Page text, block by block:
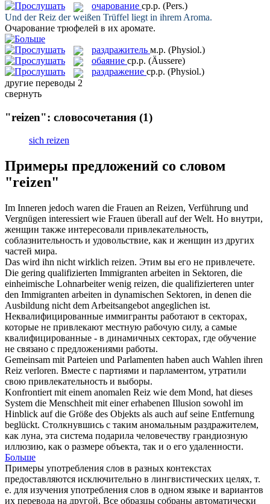
очарование ср.р. (Pers.)
Und derReiz der weißen Trüffel liegt in ihrem Aroma.
Очарование трюфелей в их аромате.
раздражитель м.р. (Physiol.)
обаяние ср.р. (Äussere)
раздражение ср.р. (Physiol.)
другие переводы 2
свернуть
"reizen": словосочетания (1)
sich reizen
Примеры предложений со словом
"reizen"
Im Inneren jedoch waren die Frauen an Reizen, Verführung und
Vergnügen interessiert wie Frauen überall auf der Welt. Но внутри,
женщин также интересовали привлекательность,
соблазнительность и удовольствие, как и женщин из других
частей мира.
Das wird ihn nicht wirklich reizen. Этим вы его не привлечете.
Die gering qualifizierten Immigranten arbeiten in Sektoren, die
einheimische Lohnarbeiter wenig reizen, die qualifizierteren unter
den Immigranten arbeiten in dynamischen Sektoren, in denen die
Ausbildung nicht dem Arbeitsangebot angeglichen ist.
Неквалифицированные иммигранты работают в секторах,
которые не привлекают местную рабочую силу, а самые
квалифицированные - в динамичных секторах, где обучение
не связано с предложениями работы.
Gemeinsam mit Parteien und Parlamenten haben auch Wahlen ihren
Reiz verloren. Вместе с партиями и парламентом, утратили
свою привлекательность и выборы.
Konfrontiert mit einem anomalen Reiz wie dem Mond, hat dieses
System die Menschheit mit einer erhabenen Illusion sowohl im
Hinblick auf die Größe des Objekts als auch auf seine Entfernung
beglückt. Столкнувшись с таким аномальным раздражителем,
как луна, эта система подарила человечеству грандиозную
иллюзию, как о размере объекта, так и о его удаленности.
Больше
Примеры употребления слов в разных контекстах
предоставляются исключительно в лингвистических целях, т.
е. для изучения употребления слов в одном языке и вариантов
их перевода на другой. Все образцы собраны автоматически